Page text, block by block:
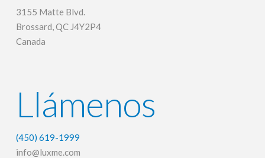
3155 Matte Blvd.
Brossard, QC J4Y2P4
Canada
Llámenos
(450) 619-1999
info@luxme.com